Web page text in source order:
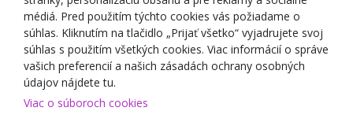
Mimulo.sk
Obchodné podmienky
Ochrana osobných údajov GDPR
Kontakty
Spolupracujeme
médiá. Pred použitím týchto cookies vás požiadame o
súhlas. Kliknutím na tlačidlo „Prijať všetko“ vyjadrujete svoj
súhlas s použitím všetkých cookies. Viac informácií o správe
vašich preferencií a našich zásadách ochrany osobných
údajov nájdete tu.
Viac o súboroch cookies